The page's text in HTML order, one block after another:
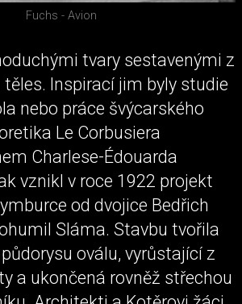
Fuchs - Avion
tvary sestavenými z
Inspirací jim byly studie
nebo práce švýcarského
Le Corbusiera
Charlese-Édouarda
vznikl v roce 1922 projekt
od dvojice Bedřich
Sláma. Stavbu tvořila
oválu, vyrůstající z
a ukončená rovněž střechou